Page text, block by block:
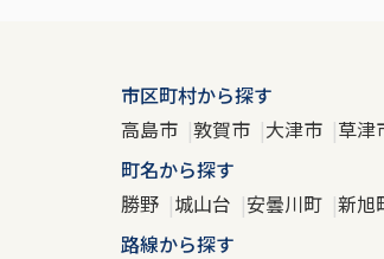
市区町村から探す
高島市 敦賀市 大津市 草津
町名から探す
勝野 城山台 安曇川町 新旭
路線から探す